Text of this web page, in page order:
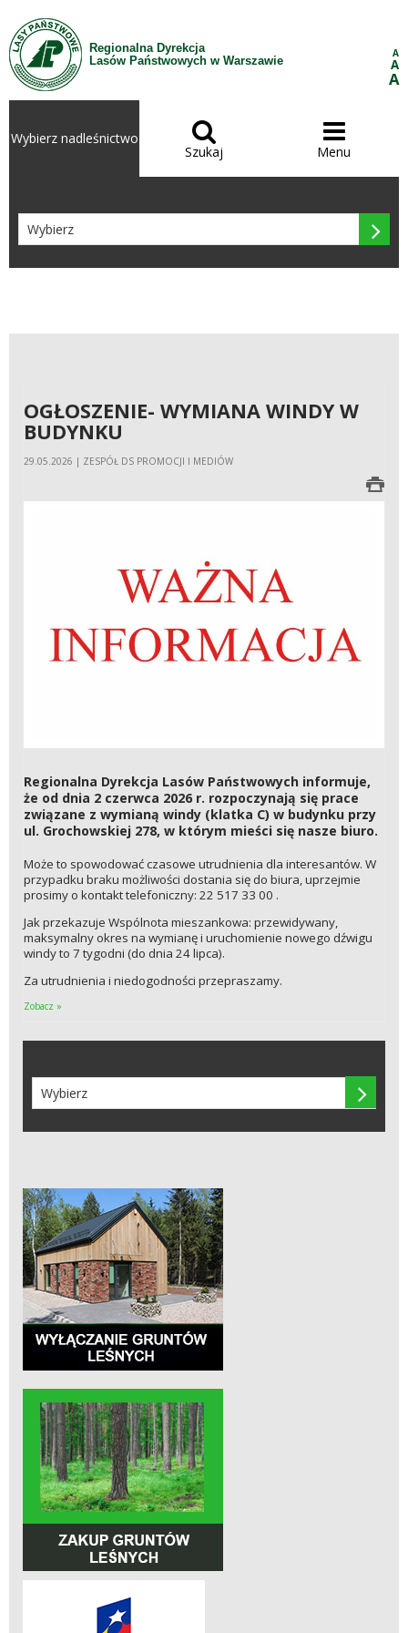
Przejdź do treści
Regionalna Dyrekcja
Lasów Państwowych w Warszawie
A
A
A
Wybierz nadleśnictwo 
Szukaj

Menu

OGŁOSZENIE- WYMIANA WINDY W
BUDYNKU
29.05.2026 | ZESPÓŁ DS PROMOCJI I MEDIÓW
Regionalna Dyrekcja Lasów Państwowych informuje,
że od dnia 2 czerwca 2026 r. rozpoczynają się prace
związane z wymianą windy (klatka C) w budynku przy
ul. Grochowskiej 278, w którym mieści się nasze biuro.
Może to spowodować czasowe utrudnienia dla interesantów. W
przypadku braku możliwości dostania się do biura, uprzejmie
prosimy o kontakt telefoniczny: 22 517 33 00 .
Jak przekazuje Wspólnota mieszankowa: przewidywany,
maksymalny okres na wymianę i uruchomienie nowego dźwigu
windy to 7 tygodni (do dnia 24 lipca).
Za utrudnienia i niedogodności przepraszamy.
Zobacz »
